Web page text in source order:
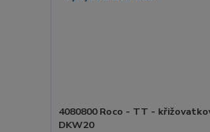
4080800 Roco - TT -
DKW20